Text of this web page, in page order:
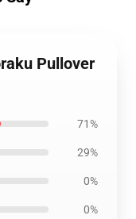
Pullover
71%
29%
0%
0%